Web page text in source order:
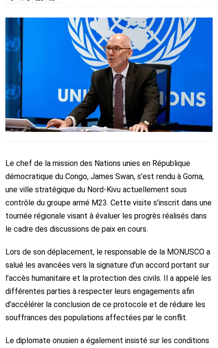
Le chef de la mission des Nations unies en République
démocratique du Congo, James Swan, s’est rendu à Goma,
une ville stratégique du Nord-Kivu actuellement sous
contrôle du groupe armé M23. Cette visite s’inscrit dans une
tournée régionale visant à évaluer les progrès réalisés dans
le cadre des discussions de paix en cours.
Lors de son déplacement, le responsable de la MONUSCOa
salué les avancées vers la signature d’un accord portant sur
l’accès humanitaire et la protection des civils. Il a appelé les
différentes parties à respecter leurs engagements afin
d’accélérer la conclusion de ce protocole et de réduire les
souffrances des populations affectées par le conflit.
Le diplomate onusien a également insisté sur les conditions